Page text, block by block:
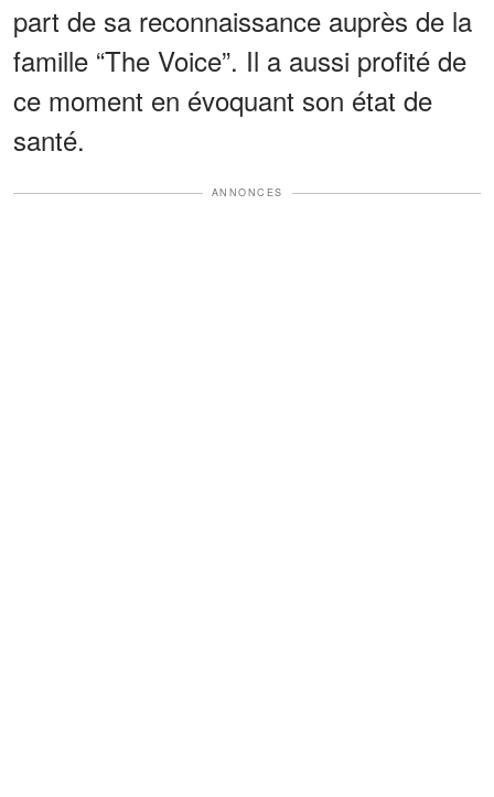
part de sa reconnaissance auprès de la
famille “The Voice”. Il a aussi profité de
ce moment en évoquant son état de
santé.
ANNONCES